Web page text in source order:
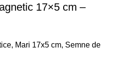
17×5 cm –
, Mari 17x5 cm, Semne de